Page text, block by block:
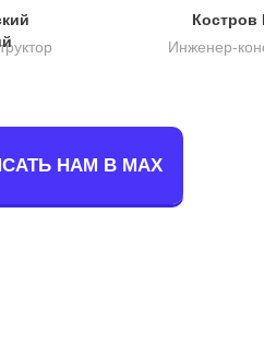
Инженер-
Костров
НАМ В MAX